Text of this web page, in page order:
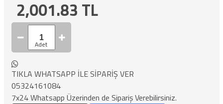
2,001.83 TL
TIKLA WHATSAPP İLE SİPARİŞ VER
05324161084
7x24 Whatsapp Üzerinden de Sipariş Verebilirsiniz.